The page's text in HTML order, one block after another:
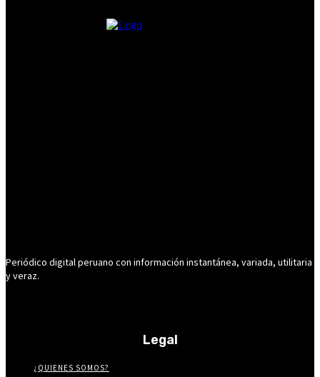
Periódico digital peruano con información instantánea, variada, utilitaria
y veraz.
Legal
¿QUIENES SOMOS?